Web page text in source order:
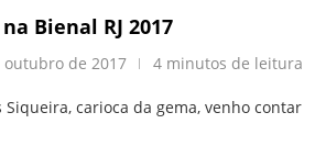
Bienal RJ 2017
outubro de 2017 4 minutos de leitura
Siqueira, carioca da gema, venho contar